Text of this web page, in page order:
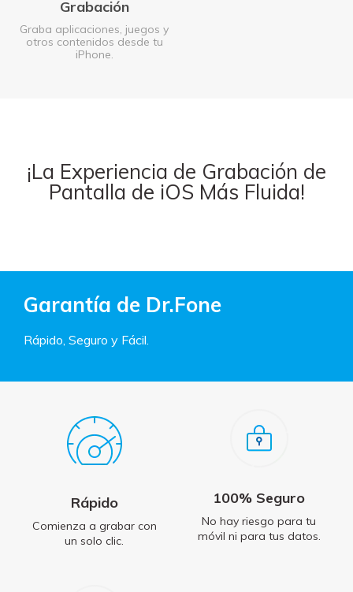
Grabación
Graba aplicaciones, juegos y
otros contenidos desde tu
iPhone.
¡La Experiencia de Grabación de
Pantalla de iOS Más Fluida!
Garantía de Dr.Fone
Rápido, Seguro y Fácil.
Rápido
Comienza a grabar con
un solo clic.
100% Seguro
No hay riesgo para tu
móvil ni para tus datos.